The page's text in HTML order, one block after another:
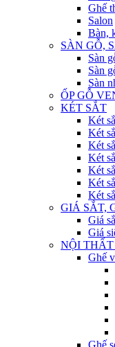
Ghế
Salon
Bàn,
SÀN GỖ,
Sàn
Sàn
Sàn
ỐP GỖ
KÉT SẮT
Két
Két
Két
Két
Két
Két
Két
GIÁ SẮT,
Giá
Giá
NỘI
Ghế